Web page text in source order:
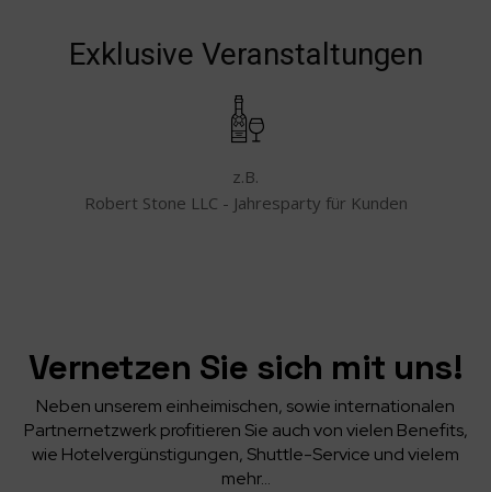
Exklusive Veranstaltungen
z.B.
Robert Stone LLC - Jahresparty für Kunden
Vernetzen Sie sich mit uns!
Neben unserem einheimischen, sowie internationalen
Partnernetzwerk profitieren Sie auch von vielen Benefits,
wie Hotelvergünstigungen, Shuttle-Service und vielem
mehr…